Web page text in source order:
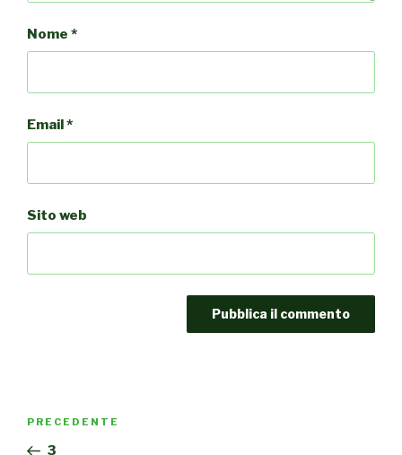
Nome *
Email*
Sito web
Navigazione
Articolo
precedente:
PRECEDENTE
3